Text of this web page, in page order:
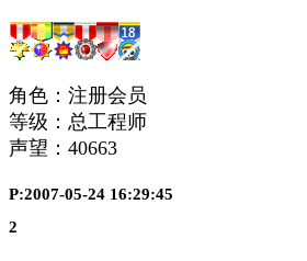
角色：注册会员
等级：总工程师
声望： 40663
P:2007-05-24 16:29:45
2